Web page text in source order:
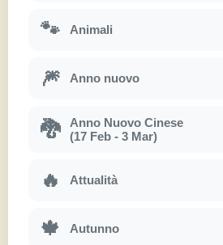
🐾 Animali
🎆 Anno nuovo
🐉
Anno Nuovo Cinese
(17 Feb - 3 Mar)
🔥 Attualità
🍁 Autunno